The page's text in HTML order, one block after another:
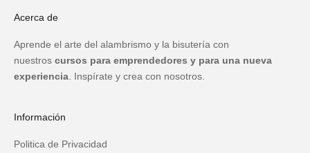
Acerca de
Aprende el arte del alambrismo y la bisutería con
nuestros cursos para emprendedores y para una nueva
experiencia . Inspírate y crea con nosotros.
Información
Politica de Privacidad